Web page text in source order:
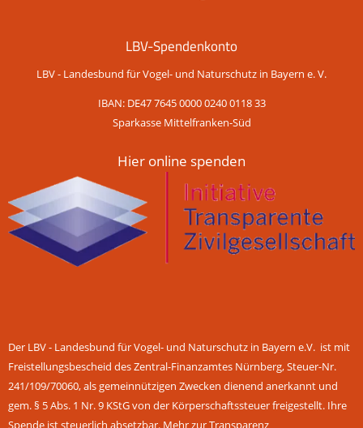
LBV-Spendenkonto
LBV - Landesbund für Vogel- und Naturschutz in Bayern e. V.
IBAN: DE47 7645 0000 0240 0118 33
Sparkasse Mittelfranken-Süd
Hier online spenden
Der LBV - Landesbund für Vogel- und Naturschutz in Bayern e.V. ist mit
Freistellungsbescheid des Zentral-Finanzamtes Nürnberg, Steuer-Nr.
241/109/70060, als gemeinnützigen Zwecken dienend anerkannt und
gem. § 5 Abs. 1 Nr. 9 KStG von der Körperschaftssteuer freigestellt. Ihre
Spende ist steuerlich absetzbar. Mehr zur Transparenz